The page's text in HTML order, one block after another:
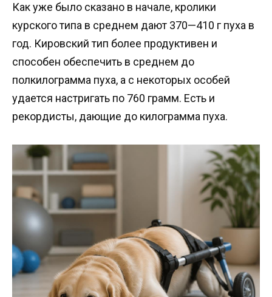
Как уже было сказано в начале, кролики
курского типа в среднем дают 370—410 г пуха в
год. Кировский тип более продуктивен и
способен обеспечить в среднем до
полкилограмма пуха, а с некоторых особей
удается настригать по 760 грамм. Есть и
рекордисты, дающие до килограмма пуха.